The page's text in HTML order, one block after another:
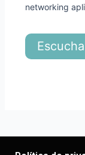
networking